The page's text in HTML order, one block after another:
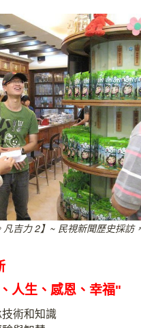
凡吉力 2】~ 民視新聞歷史採訪
人生、感恩、幸福"
術和知識